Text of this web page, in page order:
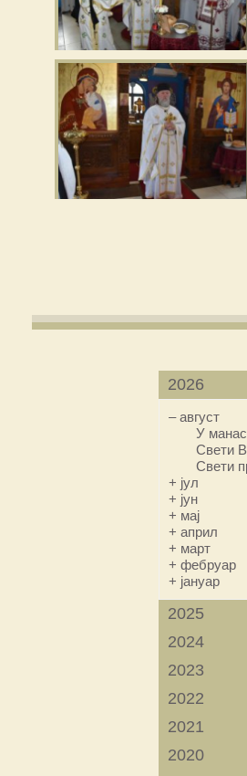
2026
–август
У
Свети
Свети
+ јул
+ јун
+ мај
+ април
+ март
+ фебруар
+ јануар
2025
2024
2023
2022
2021
2020